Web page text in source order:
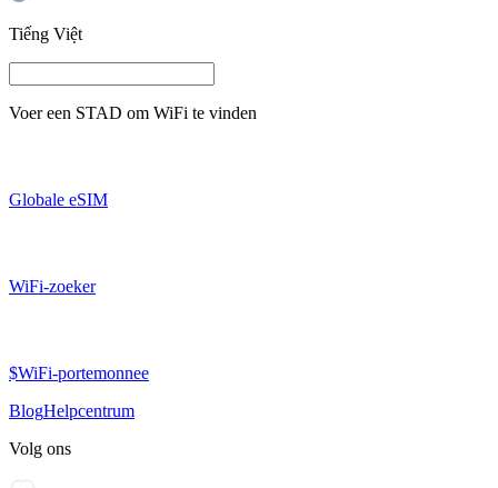
Tiếng Việt
Voer een STAD om WiFi te vinden
Globale eSIM
WiFi-zoeker
$WiFi-portemonnee
BlogHelpcentrum
Volg ons